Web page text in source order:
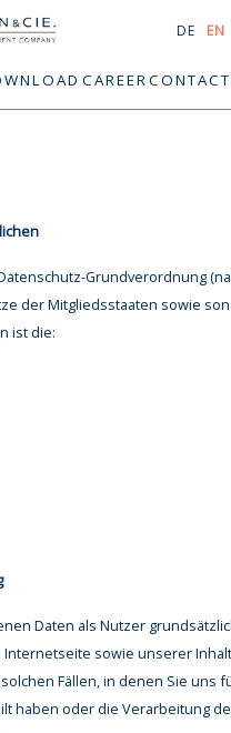
DE EN
CAREERCONTACT
Grundverordnung
der Mitgliedsstaaten sowie
ist die:
Daten als Nutzer
sowie unserer
Fällen, in denen Sie uns
haben oder die Verarbeitung